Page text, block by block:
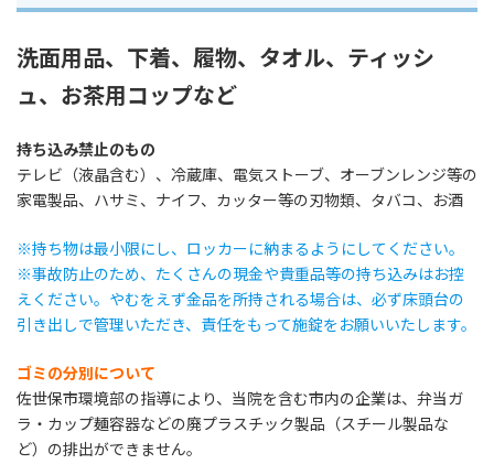
洗面用品、下着、履物、タオル、ティッシ
ュ、お茶用コップなど
持ち込み禁止のもの
テレビ（液晶含む）、冷蔵庫、電気ストーブ、オーブンレンジ等の
家電製品、ハサミ、ナイフ、カッター等の刃物類、タバコ、お酒
※持ち物は最小限にし、ロッカーに納まるようにしてください。
※事故防止のため、たくさんの現金や貴重品等の持ち込みはお控
えください。やむをえず金品を所持される場合は、必ず床頭台の
引き出しで管理いただき、責任をもって施錠をお願いいたします。
ゴミの分別について
佐世保市環境部の指導により、当院を含む市内の企業は、弁当ガ
ラ・カップ麺容器などの廃プラスチック製品（スチール製品な
ど）の排出ができません。